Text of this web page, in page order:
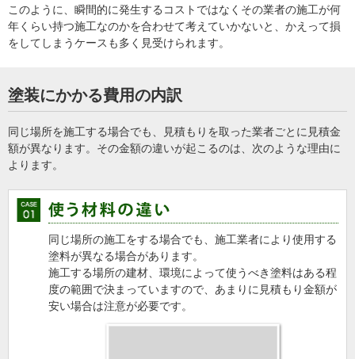
このように、瞬間的に発生するコストではなくその業者の施工が何
年くらい持つ施工なのかを合わせて考えていかないと、かえって損
をしてしまうケースも多く見受けられます。
塗装にかかる費用の内訳
同じ場所を施工する場合でも、見積もりを取った業者ごとに見積金
額が異なります。その金額の違いが起こるのは、次のような理由に
よります。
同じ場所の施工をする場合でも、施工業者により使用する
塗料が異なる場合があります。
施工する場所の建材、環境によって使うべき塗料はある程
度の範囲で決まっていますので、あまりに見積もり金額が
安い場合は注意が必要です。